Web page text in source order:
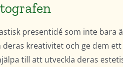
presentidé som inte
kreativitet och ge dem
till att utveckla deras